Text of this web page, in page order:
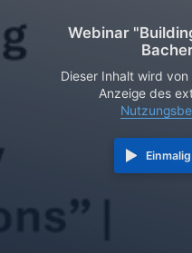
Webinar
Dieser Inhalt wird
Anzeige des